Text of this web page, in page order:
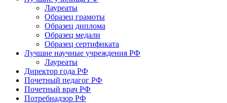
Лауреаты
Образец грамоты
Образец диплома
Образец медали
Образец сертификата
Лучшие научные учреждения РФ
Лауреаты
Директор года РФ
Почетный педагог РФ
Почетный врач РФ
Потребнадзор РФ